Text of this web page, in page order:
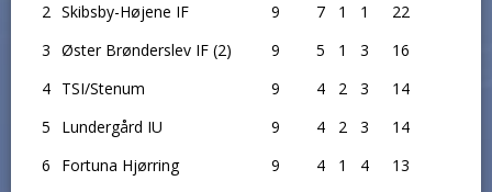
2 Skibsby-Højene IF 9 7 1 1
22
3 Øster Brønderslev IF (2) 9 5 1 3
16
4 TSI/Stenum 9 4 2 3
14
5
Lundergård IU 9 4 2 3
14
6
Fortuna Hjørring 9 4 1 4
13